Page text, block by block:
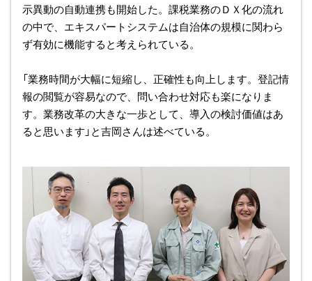
示異動の自動連携も開始した。課税業務のＤＸ化の流れ
の中で、エキスパートシステムは自治体の規模に関わら
ず有効に機能すると考えられている。
「業務時間が大幅に短縮し、正確性も向上します。登記情
報の閲覧が容易なので、問い合わせ対応も楽になりま
す。業務改革の大きな一歩として、導入の検討価値はあ
ると思います」と吉岡さんは述べている。